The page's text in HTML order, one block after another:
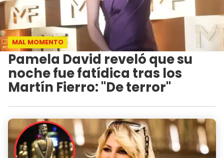
MAL MOMENTO
Pamela David reveló que su
noche fue fatídica tras los
Martín Fierro: "De terror"